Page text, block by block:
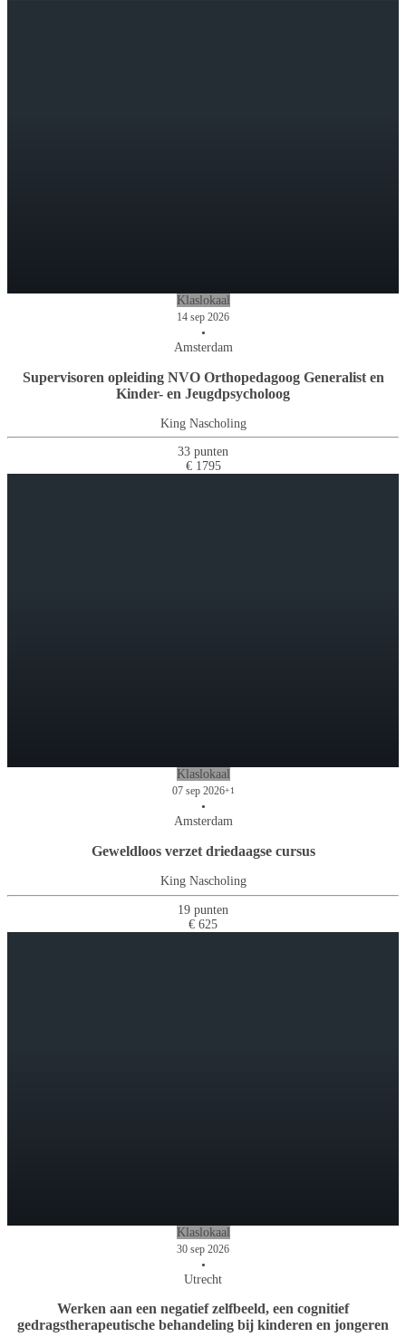
Klaslokaal
14 sep 2026
•
Amsterdam
Supervisoren opleiding NVO Orthopedagoog Generalist en
Kinder- en Jeugdpsycholoog
King Nascholing
33 punten
€ 1795
Klaslokaal
07 sep 2026+1
•
Amsterdam
Geweldloos verzet driedaagse cursus
King Nascholing
19 punten
€ 625
Klaslokaal
30 sep 2026
•
Utrecht
Werken aan een negatief zelfbeeld, een cognitief
gedragstherapeutische behandeling bij kinderen en jongeren